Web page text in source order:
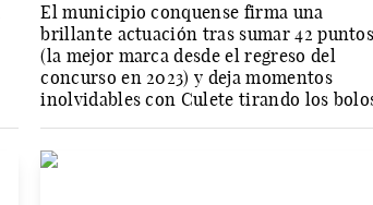
El municipio conquense firma una
brillante actuación tras sumar 42 puntos
(la mejor marca desde el regreso del
concurso en 2023) y deja momentos
inolvidables con Culete tirando los